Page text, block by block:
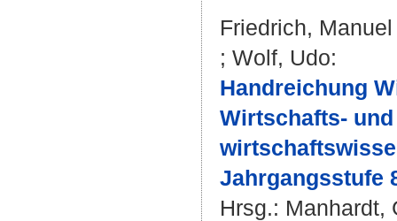
Friedrich, Manuel
; Wolf, Udo:
Handreichung
Wirtschafts-
Jahrgangsstufe
Hrsg.: Manhardt,